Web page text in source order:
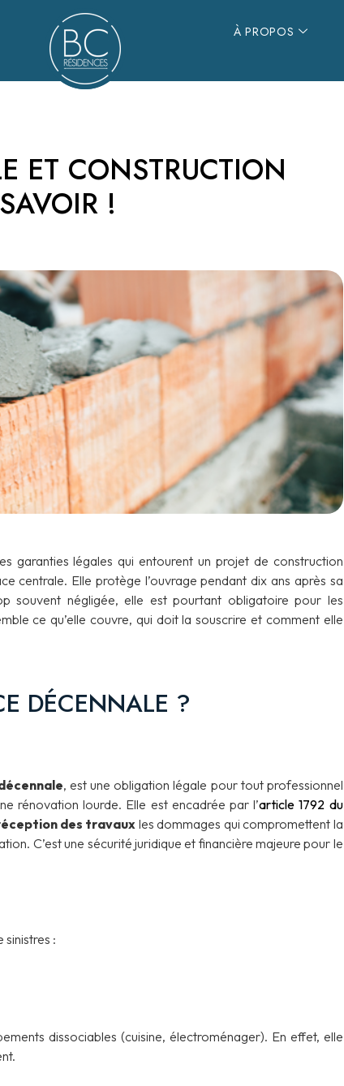
À PROPOS
À PROPOS
ET CONSTRUCTION
!
garanties légales qui entourent un projet de construction
centrale. Elle protège l’ouvrage pendant dix ans après sa
souvent négligée, elle est pourtant obligatoire pour les
ce qu’elle couvre, qui doit la souscrire et comment elle
DÉCENNALE ?
, est une obligation légale pour tout professionnel
rénovation lourde. Elle est encadrée par l’article 1792 du
des travauxles dommages qui compromettent la
C’est une sécurité juridique et financière majeure pour le
sinistres :
dissociables (cuisine, électroménager). En effet, elle